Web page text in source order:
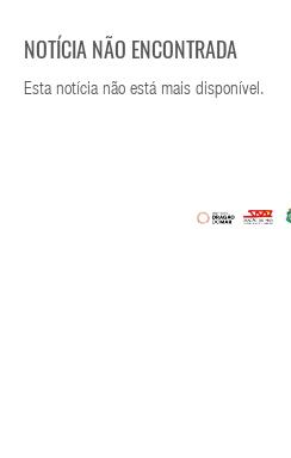
NOTÍCIA NÃO ENCONTRADA
Esta notícia não está mais disponível.